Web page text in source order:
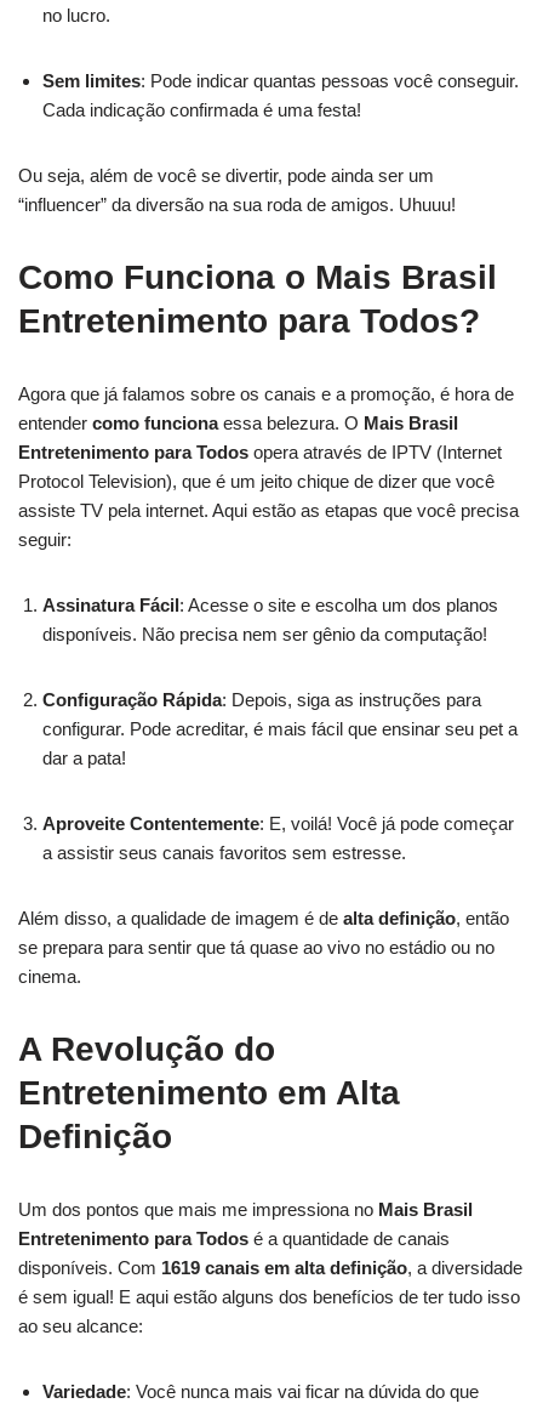
no lucro.
Sem limites: Pode indicar quantas pessoas você conseguir.
Cada indicação confirmada é uma festa!
Ou seja, além de você se divertir, pode ainda ser um
“influencer” da diversão na sua roda de amigos. Uhuuu!
Como Funciona o Mais Brasil
Entretenimento para Todos?
Agora que já falamos sobre os canais e a promoção, é hora de
entender como funcionaessa belezura. O Mais Brasil
Entretenimento para Todos opera através de IPTV (Internet
Protocol Television), que é um jeito chique de dizer que você
assiste TV pela internet. Aqui estão as etapas que você precisa
seguir:
Assinatura Fácil: Acesse o site e escolha um dos planos
disponíveis. Não precisa nem ser gênio da computação!
Configuração Rápida: Depois, siga as instruções para
configurar. Pode acreditar, é mais fácil que ensinar seu pet a
dar a pata!
Aproveite Contentemente: E, voilá! Você já pode começar
a assistir seus canais favoritos sem estresse.
Além disso, a qualidade de imagem é de alta definição, então
se prepara para sentir que tá quase ao vivo no estádio ou no
cinema.
A Revolução do
Entretenimento em Alta
Definição
Um dos pontos que mais me impressiona no Mais Brasil
Entretenimento para Todos é a quantidade de canais
disponíveis. Com 1619 canais em alta definição, a diversidade
é sem igual! E aqui estão alguns dos benefícios de ter tudo isso
ao seu alcance:
Variedade: Você nunca mais vai ficar na dúvida do que